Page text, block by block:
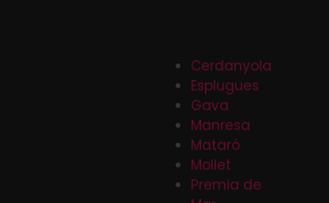
Cerdanyola
Esplugues
Gava
Manresa
Mataró
Mollet
Premia de